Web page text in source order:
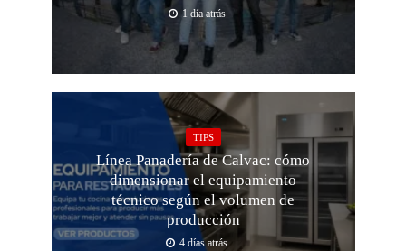
1 día atrás
TIPS
Línea Panadería de Calvac: cómo
dimensionar el equipamiento
técnico según el volumen de
producción
4 días atrás